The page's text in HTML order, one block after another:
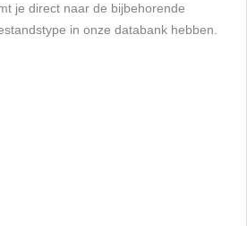
je direct naar de bijbehorende
in onze databank hebben.